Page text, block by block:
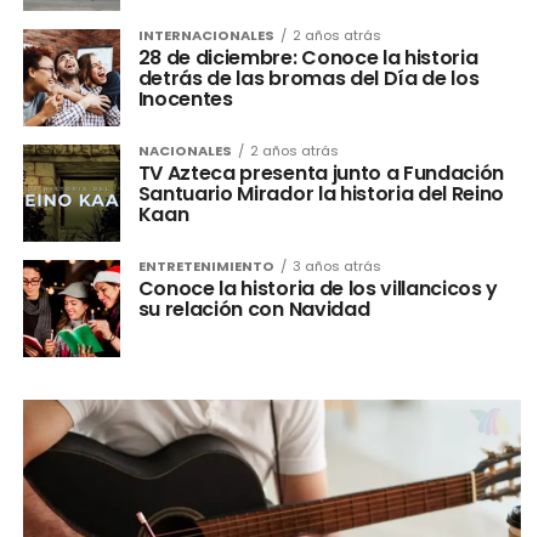
INTERNACIONALES 2 años atrás
28 de diciembre: Conoce la historia
detrás de las bromas del Día de los
Inocentes
NACIONALES 2 años atrás
TV Azteca presenta junto a Fundación
Santuario Mirador la historia del Reino
Kaan
ENTRETENIMIENTO 3 años atrás
Conoce la historia de los villancicos y
su relación con Navidad